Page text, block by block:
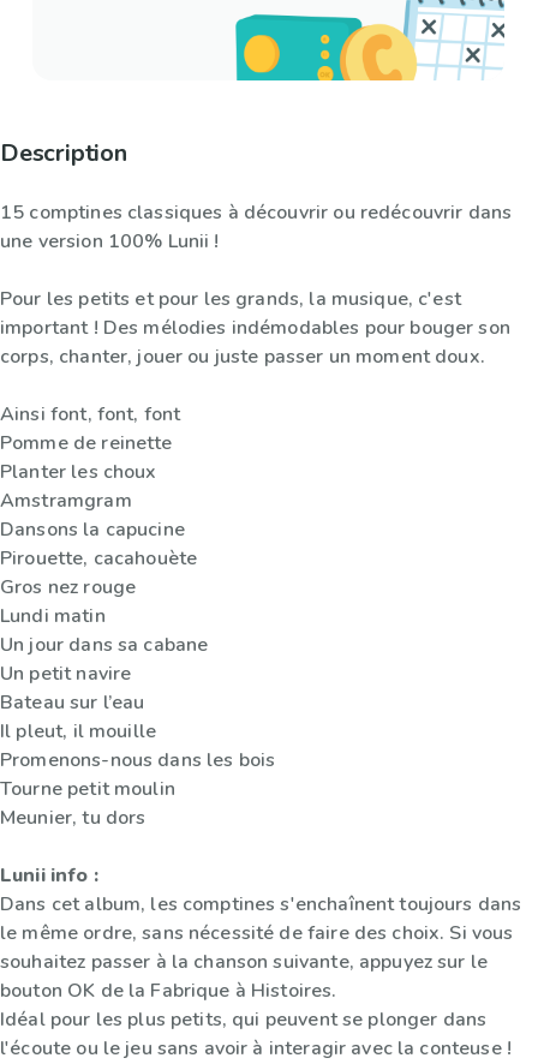
Description
15 comptines classiques à découvrir ou redécouvrir dans
une version 100% Lunii !
Pour les petits et pour les grands, la musique, c'est
important ! Des mélodies indémodables pour bouger son
corps, chanter, jouer ou juste passer un moment doux.
Ainsi font, font, font
Pomme de reinette
Planter les choux
Amstramgram
Dansons la capucine
Pirouette, cacahouète
Gros nez rouge
Lundi matin
Un jour dans sa cabane
Un petit navire
Bateau sur l’eau
Il pleut, il mouille
Promenons-nous dans les bois
Tourne petit moulin
Meunier, tu dors
Lunii info :
Dans cet album, les comptines s'enchaînent toujours dans
le même ordre, sans nécessité de faire des choix. Si vous
souhaitez passer à la chanson suivante, appuyez sur le
bouton OK de la Fabrique à Histoires.
Idéal pour les plus petits, qui peuvent se plonger dans
l'écoute ou le jeu sans avoir à interagir avec la conteuse !